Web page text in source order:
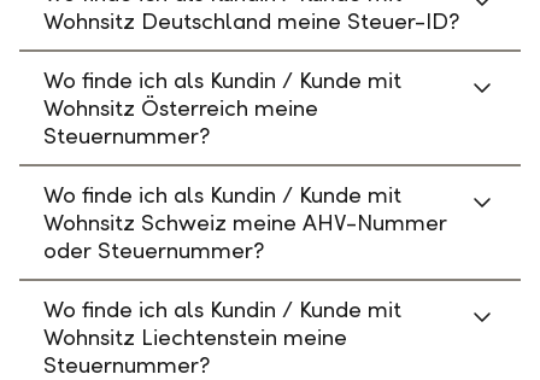
Wohnsitz Deutschland meine Steuer-ID?
Wo finde ich als Kundin / Kunde mit
Wohnsitz Österreich meine
Steuernummer?
Wo finde ich als Kundin / Kunde mit
Wohnsitz Schweiz meine AHV-Nummer
oder Steuernummer?
Wo finde ich als Kundin / Kunde mit
Wohnsitz Liechtenstein meine
Steuernummer?